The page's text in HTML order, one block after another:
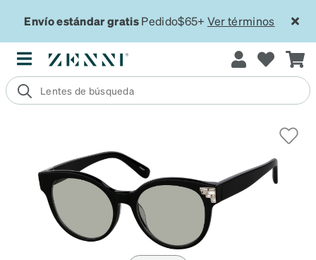
Envío estándar gratisPedido$65+ Ver términos